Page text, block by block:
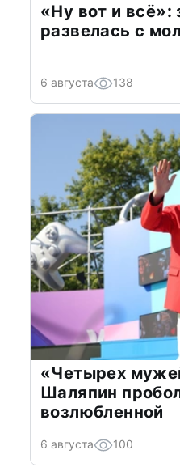
«Ну вот и
развелась с
6 августа 138
«Четырех
Шаляпин
возлюбленной
6 августа 100